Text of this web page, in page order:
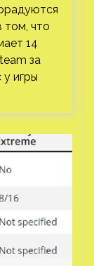
том, что
14
за
игры